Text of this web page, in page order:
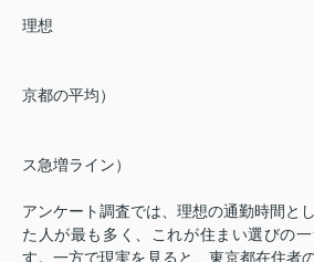
理想
現実
京都の平均）
限界（ス
ス急増ライン）
アンケート調査では、理想の通勤時間と
た人が最も多く、これが住まい選びの
す。一方で現実を見ると、東京都在住者